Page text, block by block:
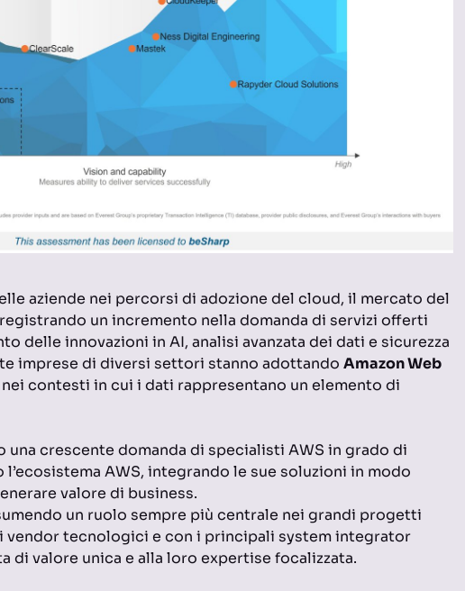
aziende nei percorsi di adozione del cloud, il mercato del
un incremento nella domanda di servizi offerti
delle innovazioni in AI, analisi avanzata dei dati e sicurezza
imprese di diversi settori stanno adottando Amazon Web
contesti in cui i dati rappresentano un elemento di
una crescente domanda di specialisti AWS in grado di
AWS, integrando le sue soluzioni in modo
valore di business.
un ruolo sempre più centrale nei grandi progetti
vendor tecnologici e con i principali system integrator
di valore unica e alla loro expertise focalizzata.